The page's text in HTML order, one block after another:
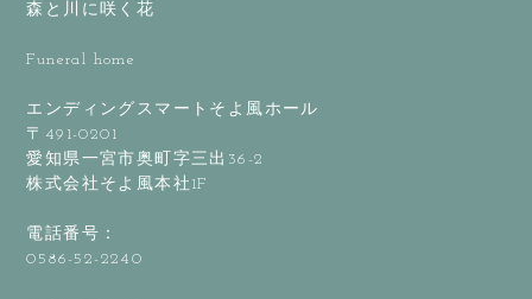
森と川に咲く花
Funeral home
エンディングスマートそよ風ホール
〒491-0201
愛知県一宮市奥町字三出36-2
株式会社そよ風本社1F
電話番号：
0586-52-2240